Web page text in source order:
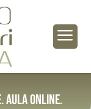
a
Aula online.